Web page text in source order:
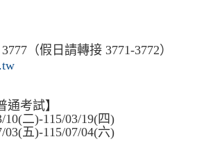
（假日請轉接 3771-3772）
通考試】
二)-115/03/19(四)
五)-115/07/04(六)